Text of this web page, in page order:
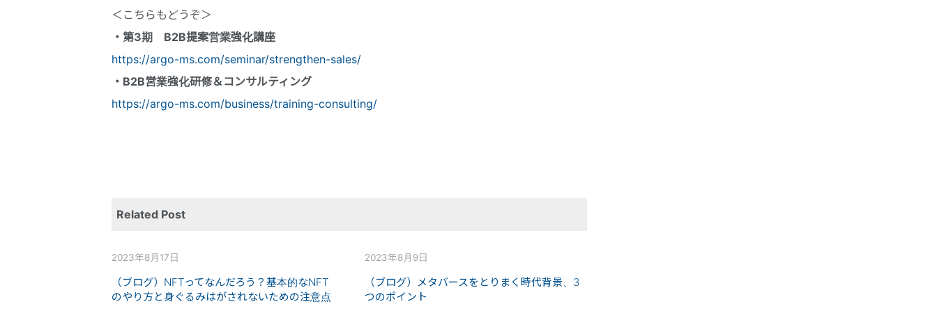
＜こちらもどうぞ＞
・第3期 B2B提案営業強化講座
https://argo-ms.com/seminar/strengthen-sales/
・B2B営業強化研修＆コンサルティング
https://argo-ms.com/business/training-consulting/
Related Post
2023年8月17日
（ブログ）NFTってなんだろう？基本的なNFT
のやり方と身ぐるみはがされないための注意点
2023年8月9日
（ブログ）メタバースをとりまく時代背景、3
つのポイント